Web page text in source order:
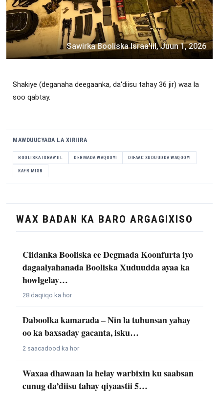
Sawirka Booliska Israa'iil, Juun 1, 2026
Shakiye (deganaha deegaanka, da'diisu tahay 36 jir) waa la
soo qabtay.
MAWDUUCYADA LA XIRIIRA
BOOLISKA ISRAA'IIL DEGMADA WAQOOYI DIFAAC XUDUUDDA WAQOOYI
KAFR MISR
WAX BADAN KA BARO ARGAGIXISO
Ciidanka Booliska ee Degmada Koonfurta iyo
dagaalyahanada Booliska Xuduudda ayaa ka
howlgelay…
28 daqiiqo ka hor
Daboolka kamarada – Nin la tuhunsan yahay
oo ka baxsaday gacanta, isku…
2 saacadood ka hor
Waxaa dhawaan la helay warbixin ku saabsan
cunug da’diisu tahay qiyaastii 5…